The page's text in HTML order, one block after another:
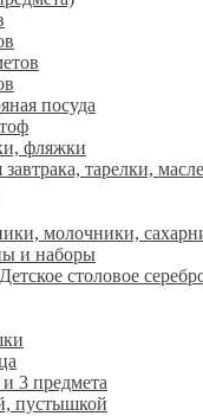
посуда
фляжки
тарелки,
молочники,
и наборы
Детское столовое
3 предмета
пустышкой